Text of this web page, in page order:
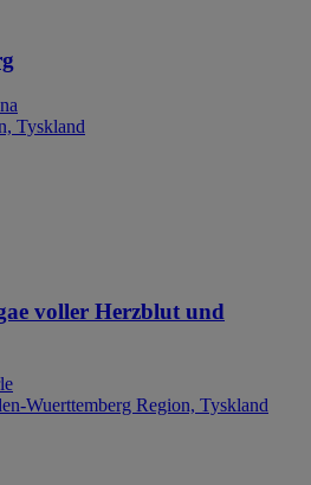
Tyskland
voller Herzblut und
Wuerttemberg Region, Tyskland